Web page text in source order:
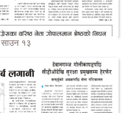
साउन १३